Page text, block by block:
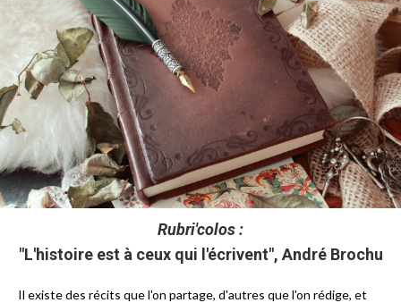
Rubri'colos :
"L'histoire est à ceux qui l'écrivent", André Brochu
Il existe des récits que l'on partage, d'autres que l'on rédige, et